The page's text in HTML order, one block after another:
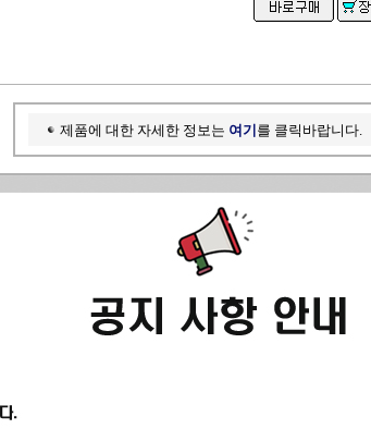
제품에 대한 자세한 정보는 여기 를 클릭바랍니다.